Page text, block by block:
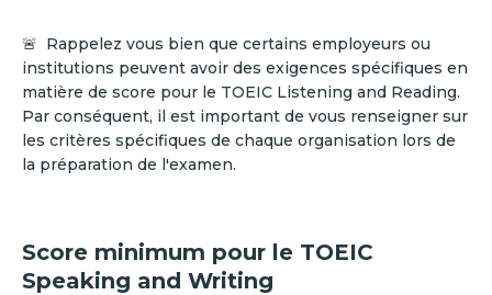
🚨 Rappelez vous bien que certains employeurs ou
institutions peuvent avoir des exigences spécifiques en
matière de score pour le TOEIC Listening and Reading.
Par conséquent, il est important de vous renseigner sur
les critères spécifiques de chaque organisation lors de
la préparation de l'examen.
Score minimum pour le TOEIC
Speaking and Writing